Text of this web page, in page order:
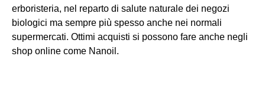
erboristeria, nel reparto di salute naturale dei negozi
biologici ma sempre più spesso anche nei normali
supermercati. Ottimi acquisti si possono fare anche negli
shop online come Nanoil.